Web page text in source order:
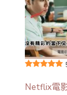
Netflix電